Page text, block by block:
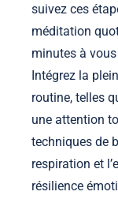
suivez ces
méditation
minutes à
Intégrez la
routine, telles
une attention
techniques de
respiration et
résilience